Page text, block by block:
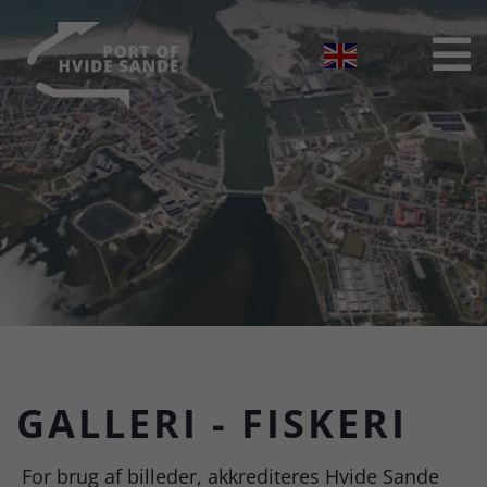

GALLERI - FISKERI
For brug af billeder, akkrediteres Hvide Sande